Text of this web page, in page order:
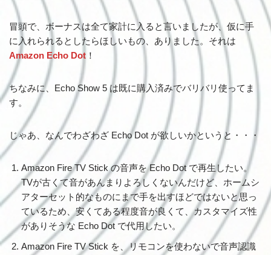
冒頭で、ボーナスは全て家計に入ると言いましたが、仮に手
に入れられるとしたらほしいもの、ありました。それは
Amazon Echo Dot ！
ちなみに、Echo Show 5 は既に購入済みでバリバリ使ってま
す。
じゃあ、なんでわざわざ Echo Dot が欲しいかというと・・・
Amazon Fire TV Stick の音声を Echo Dot で再生したい。
TVが古くて音があんまりよろしくないんだけど、ホームシ
アターセット的なものにまで手を出すほどではないと思っ
ているため、安くてある程度音が良くて、カスタマイズ性
がありそうな Echo Dot で代用したい。
Amazon Fire TV Stick を、リモコンを使わないで音声認識